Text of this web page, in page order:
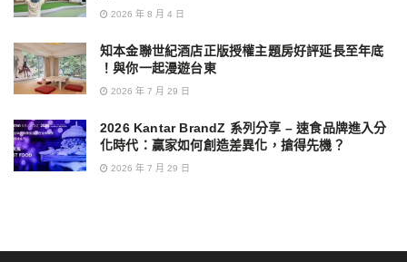
2026 年 8 月 4 日
知本金聯世紀酒店正版授權主題房好評延長至年底
！與你一起漫遊台東
2026 年 7 月 29 日
2026 Kantar BrandZ 系列分享 – 速食品牌進入分
化時代：贏家如何創造差異化，搶得先機？
2026 年 7 月 29 日